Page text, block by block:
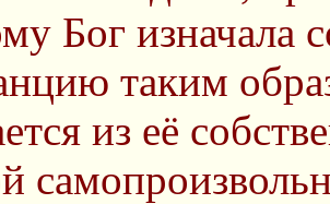
Бог изначала
таким
из её